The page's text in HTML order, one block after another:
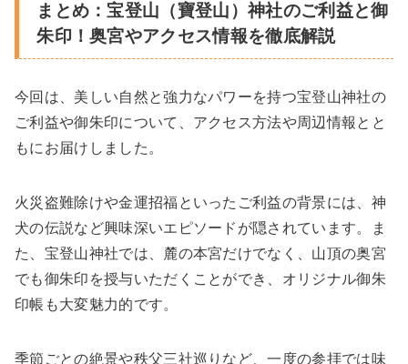
まとめ：宝登山（寶登山）神社のご利益と御
朱印！奥宮やアクセス情報を徹底解説
今回は、美しい自然と強力なパワーを持つ宝登山神社の
ご利益や御朱印について、アクセス方法や周辺情報とと
もにお届けしました。
火災盗難除けや金運招福といったご利益の背景には、神
犬の伝説など興味深いエピソードが隠されています。ま
た、宝登山神社では、麓の本宮だけでなく、山頂の奥宮
でも御朱印を授与いただくことができ、オリジナル御朱
印帳も大変魅力的です。
季節ごとの絶景や秩父三社巡りなど、一度の参拝では味